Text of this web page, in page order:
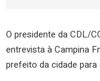
O presidente da CDL/
entrevista à Campina
prefeito da cidade